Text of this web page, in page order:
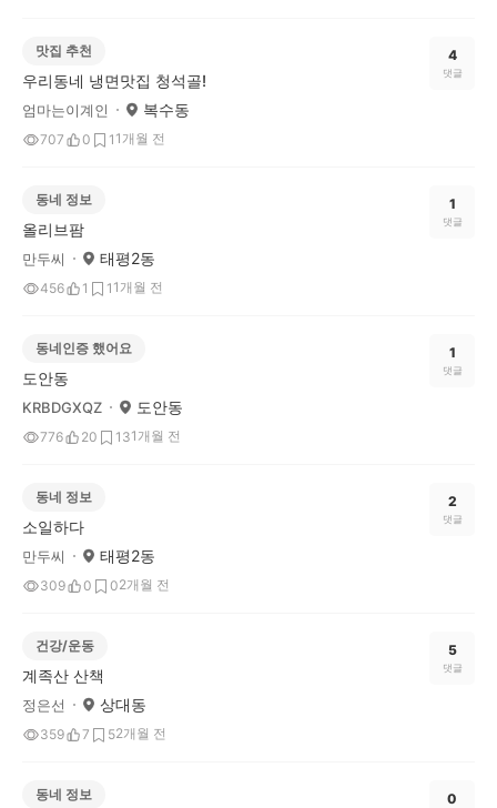
맛집 추천
우리동네 냉면맛집 청석골!
엄마는이계인 복수동
707 0 1 1개월 전
4
댓글
동네 정보
올리브팜
만두씨 태평2동
456 1 1 1개월 전
1
댓글
동네인증 했어요
도안동
KRBDGXQZ 도안동
776 20 131개월 전
1
댓글
동네 정보
소일하다
만두씨 태평2동
309 0 02개월 전
2
댓글
건강/운동
계족산 산책
정은선 상대동
359 7 52개월 전
5
댓글
동네 정보 0